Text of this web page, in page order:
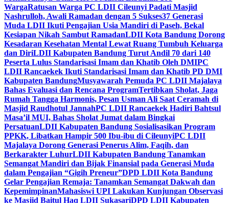
WargaRatusan Warga PC LDII Cileunyi Padati Masjid
Nashrulloh, Awali Ramadan dengan 5 Sukses37 Generasi
Muda LDII Ikuti Pengajian Usia Mandiri di Paseh, Bekal
Kesiapan Nikah Sambut RamadanLDII Kota Bandung Dorong
Kesadaran Kesehatan Mental Lewat Ruang Tumbuh Keluarga
dan DiriLDII Kabupaten Bandung Turut Andil 70 dari 140
Peserta Lulus Standarisasi Imam dan Khatib Oleh DMIPC
LDII Rancaekek Ikuti Standarisasi Imam dan Khatib PD DMI
Kabupaten BandungMusyawarah Pemuda PC LDII Majalaya
Bahas Evaluasi dan Rencana ProgramTertibkan Sholat, Jaga
Rumah Tangga Harmonis, Pesan Usman Ali Saat Ceramah di
Masjid Raudhotul JannahPC LDII Rancaekek Hadiri Bahtsul
Masa’il MUI, Bahas Sholat Jumat dalam Bingkai
PersatuanLDII Kabupaten Bandung Sosialisasikan Program
PPKK, Libatkan Hampir 500 Ibu-ibu di CileunyiPC LDII
Majalaya Dorong Generasi Penerus Alim, Faqih, dan
Berkarakter LuhurLDII Kabupaten Bandung Tanamkan
Semangat Mandiri dan Bijak Finansial pada Generasi Muda
dalam Pengajian “Gigih Preneur”DPD LDII Kota Bandung
Gelar Pengajian Remaja: Tanamkan Semangat Dakwah dan
KepemimpinanMahasiswi UPI Lakukan Kunjungan Observasi
ke Masjid Baitul Haq LDII SukasariDPD LDII Kabupaten